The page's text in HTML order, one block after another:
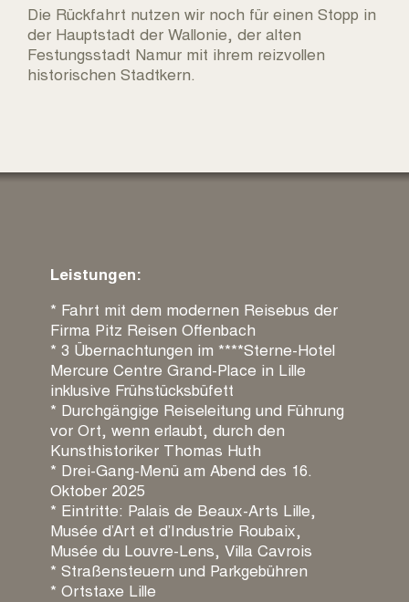
Die Rückfahrt nutzen wir noch für einen Stopp in
der Hauptstadt der Wallonie, der alten
Festungsstadt Namur mit ihrem reizvollen
historischen Stadtkern.
Leistungen:
* Fahrt mit dem modernen Reisebus der
Firma Pitz Reisen Offenbach
* 3 Übernachtungen im ****Sterne-Hotel
Mercure Centre Grand-Place in Lille
inklusive Frühstücksbüfett
* Durchgängige Reiseleitung und Führung
vor Ort, wenn erlaubt, durch den
Kunsthistoriker Thomas Huth
* Drei-Gang-Menü am Abend des 16.
Oktober 2025
* Eintritte: Palais de Beaux-Arts Lille,
Musée d’Art et d’Industrie Roubaix,
Musée du Louvre-Lens, Villa Cavrois
* Straßensteuern und Parkgebühren
* Ortstaxe Lille